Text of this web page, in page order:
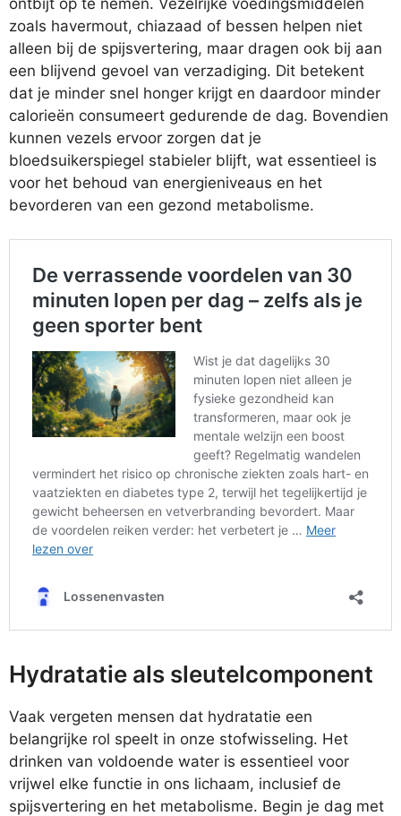
zoals havermout, chiazaad of bessen helpen niet
alleen bij de spijsvertering, maar dragen ook bij aan
een blijvend gevoel van verzadiging. Dit betekent
dat je minder snel honger krijgt en daardoor minder
calorieën consumeert gedurende de dag. Bovendien
kunnen vezels ervoor zorgen dat je
bloedsuikerspiegel stabieler blijft, wat essentieel is
voor het behoud van energieniveaus en het
bevorderen van een gezond metabolisme.
Hydratatie als sleutelcomponent
Vaak vergeten mensen dat hydratatie een
belangrijke rol speelt in onze stofwisseling. Het
drinken van voldoende water is essentieel voor
vrijwel elke functie in ons lichaam, inclusief de
spijsvertering en het metabolisme. Begin je dag met